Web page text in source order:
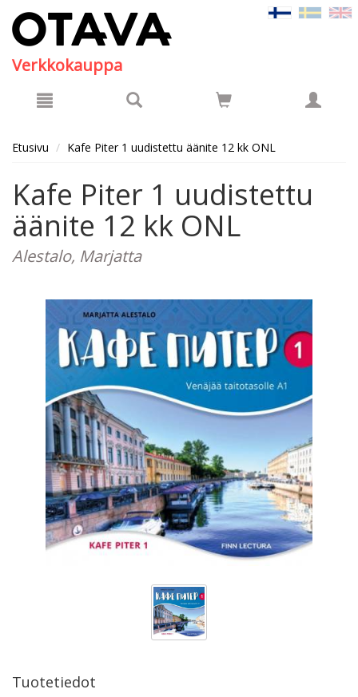
Verkkokauppa
Etusivu Kafe Piter 1 uudistettu äänite 12 kk ONL
Kafe Piter 1 uudistettu
äänite 12 kk ONL
Alestalo, Marjatta
Tuotetiedot